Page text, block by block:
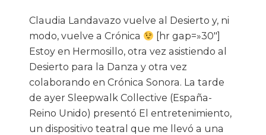
Claudia Landavazo​ vuelve al Desierto y, ni
modo, vuelve a Crónica
[hr gap=»30″]
Estoy en Hermosillo, otra vez asistiendo al
Desierto para la Danza y otra vez
colaborando en Crónica Sonora. La tarde
de ayer Sleepwalk Collective (España-
Reino Unido) presentó El entretenimiento,
un dispositivo teatral que me llevó a una